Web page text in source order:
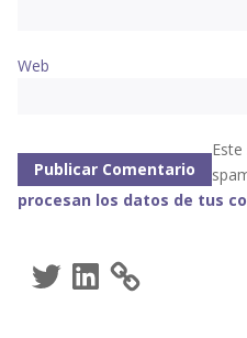
Web
procesan los datos de tus
TwitterLinkedIn